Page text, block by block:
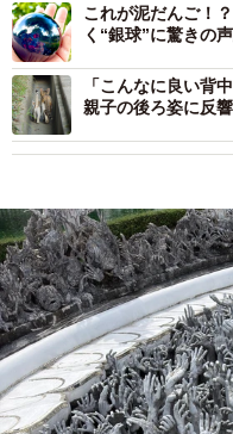
これが泥だんご！
く“銀球”に驚きの
「こんなに良い背
親子の後ろ姿に反